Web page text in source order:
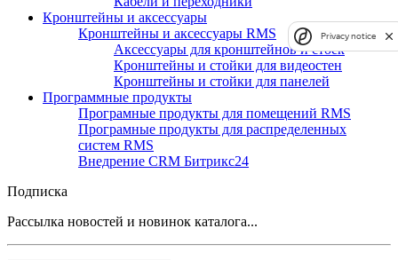
Кронштейны и аксессуары
Кронштейны и аксессуары RMS
Аксессуары для кронштейнов и стоек
Кронштейны и стойки для видеостен
Кронштейны и стойки для панелей
Программные продукты
Програмные продукты для помещений RMS
Програмные продукты для распределенных
систем RMS
Внедрение CRM Битрикс24
Подписка
Рассылка новостей и новинок каталога...
Privacy notice